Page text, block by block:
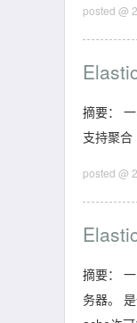
posted @
摘要：
支持聚
posted @
摘要：
务器。